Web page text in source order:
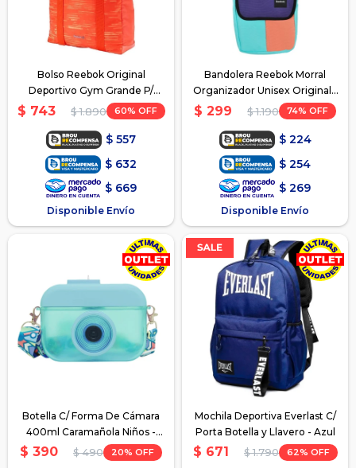
Bolso Reebok Original
Deportivo Gym Grande P/
Dama - Naranja
$ 743 $ 1.890 60
$ 557
$ 632
$ 669
Disponible Envío
Bandolera Reebok Morral
Organizador Unisex Original -
Violeta/Rosado/Verde
$ 299 $ 1.190 74
$ 224
$ 254
$ 269
Disponible Envío
Botella C/ Forma De Cámara
400ml Caramañola Niños -
Azul
$ 390 $ 490 20
Mochila Deportiva Everlast C/
Porta Botella y Llavero - Azul
$ 671 $ 1.790 62